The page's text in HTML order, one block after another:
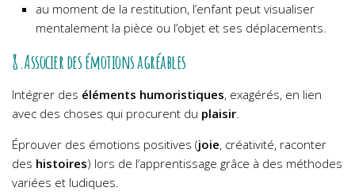
au moment de la restitution, l’enfant peut visualiser
mentalement la pièce ou l’objet et ses déplacements.
8.Associer des émotions agréables
Intégrer des éléments humoristiques, exagérés, en lien
avec des choses qui procurent du plaisir.
Éprouver des émotions positives (joie, créativité, raconter
des histoires) lors de l’apprentissage grâce à des méthodes
variées et ludiques.